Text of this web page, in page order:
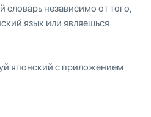
независимо от того,
язык или являешься
японский с приложением